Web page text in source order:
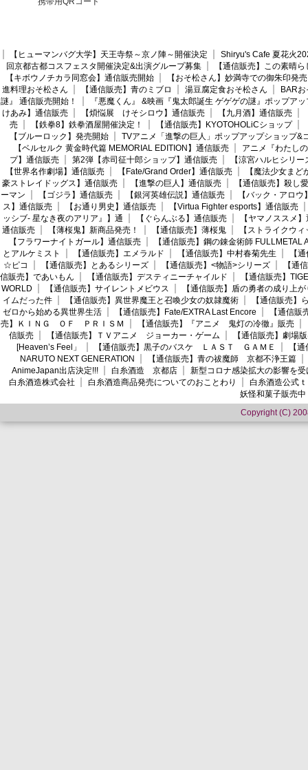
【ヒューマンバグ大学】天王寺祭～京ノ陣～開催決定
Shiryu's Cafe 夏花火
回京都古都コスフェスタ開催決定&出演グループ募集
【通信販売】この素晴
【キボウノチカラ同窓会】通信販売開始
【おそ松さん】妙満寺での御朱印発売
進料理おそ松さん
【通信販売】青のミブロ 湯豆腐定食おそ松さん
BAR
謎』 通信販売開始！
『悪魔くん』 &映画『鬼太郎誕生 ゲゲゲの謎』ポップア
けあみ】通信販売
【煩悩展 けそシロウ】通信販売 【九月酒】通信販売
売
【鉄拳8】鉄拳酒屋開催決定！ 【通信販売】KYOTOHOLiCショップ
【ブルーロック】発売開始
TVアニメ「進撃の巨人」ポップアップショップ&
【ベルセルク 黄金時代篇 MEMORIAL EDITION】通信販売
アニメ『わたし
プ】通信販売
第2弾【赤司征十郎ショップ】通信販売
【涼宮ハルヒシリ
【世界名作劇場】通信販売
【Fate/Grand Order】通信販売
【魔法少女ま
豪ストレイドッグス】通信販売
【進撃の巨人】通信販売
【通信販売】殺し愛
ーマン
【ゴジラ】通信販売 【銀河英雄伝説】通信販売
【バック・アロウ
ス】通信販売
【お通り男史】通信販売
【Virtua Fighter esports】通信販売
ッシブ- 星なき夜のアリア』】通
【ぐらんぶる】通信販売
【ヤマノススメ
通信販売
【薄桜鬼】新商品発売！ 【通信販売】薄桜鬼
【ストライクウ
【フラワーナイトガール】通信販売
【通信販売】鋼の錬金術師 FULLMETAL
とアルケミスト
【通信販売】エメラルド 【通信販売】中村春菊先生
【
☆ピコ
【通信販売】とあるシリーズ 【通信販売】<物語>シリーズ
【通
信販売】であいもん
【通信販売】デスティニーチャイルド
【通信販売】
WORLD
【通信販売】サイレントメビウス
【通信販売】盾の勇者の成り上が
イムだった件
【通信販売】異世界魔王と召喚少女の奴隷魔術
【通信販売】
ゼロから始める異世界生活
【通信販売】Fate/EXTRA Last Encore
【通信
売】ＫＩＮＧ ＯＦ ＰＲＩＳＭ
【通信販売】『アニメ 鬼灯の冷徹』販売
信販売
【通信販売】ＴＶアニメ ジョーカー・ゲーム
【通信販売】劇場
[Heaven’s Feel」
【通信販売】黒子のバスケ ＬＡＳＴ ＧＡＭＥ
【
NARUTO NEXT GENERATION
【通信販売】青の祓魔師 京都不浄王篇
AnimeJapan出店決定!!!
白糸酒造 京都店
新型コロナ感染拡大の影響を
白糸酒造株式会社
白糸酒造商品発売についてのおことわり
白糸酒造公式
妖怪和菓子販売中
Copyright (C)